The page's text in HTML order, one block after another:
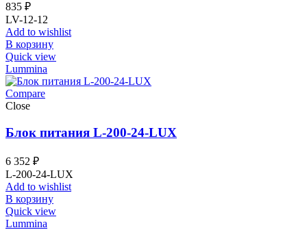
835 ₽
LV-12-12
Add to wishlist
В корзину
Quick view
Lummina
Compare
Close
Блок питания L-200-24-LUX
6 352 ₽
L-200-24-LUX
Add to wishlist
В корзину
Quick view
Lummina